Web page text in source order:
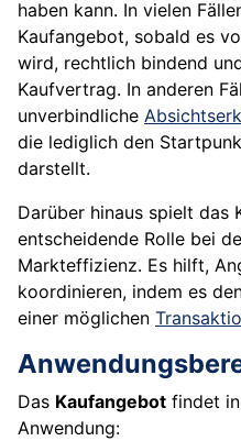
haben kann. In vielen
Kaufangebot, sobald es
wird, rechtlich bindend
Kaufvertrag. In anderen
unverbindliche
die lediglich den
darstellt.
Darüber hinaus spielt das
entscheidende Rolle bei
Markteffizienz. Es hilft,
koordinieren, indem es
einer möglichen
Das Kaufangebot findet
Anwendung: